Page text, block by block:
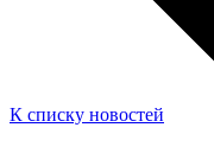
К списку новостей